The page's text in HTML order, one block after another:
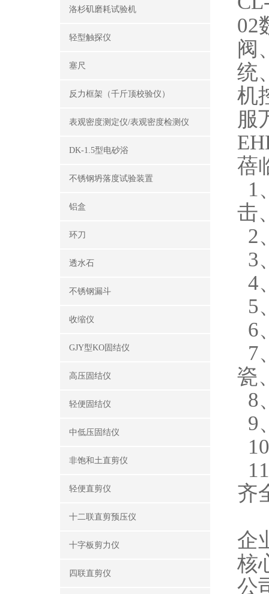
洛杉矶磨耗试验机
轻型触探仪
塞尺
反力框架（千斤顶校验仪）
表观密度测定仪/表观密度检测仪
DK-1.5型电砂浴
不锈钢坍落度试验装置
铝盒
环刀
透水石
不锈钢漏斗
收缩仪
GJY型KO固结仪
高压固结仪
轻便固结仪
中低压固结仪
非饱和土直剪仪
轻便直剪仪
十二联直剪预压仪
十字板剪力仪
四联直剪仪
02
阀
统
机
服
蓓
1
击
2
3
4
5
6
7
瓷
8
9
齐
企
核
公